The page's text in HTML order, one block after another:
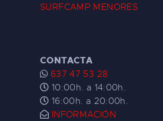
SURFCAMP MENORES
CONTACTA
637 47 53 28
10:00h. a 14:00h.
16:00h. a 20:00h.
INFORMACIÓN